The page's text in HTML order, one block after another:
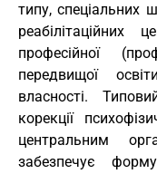
типу, спеціальних
реабілітаційних
професійної
передвищої
власності.
корекції
центральним
забезпечує